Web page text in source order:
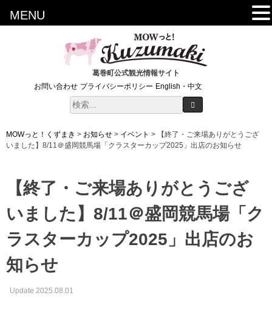
葛巻町公式観光情報サイト
お問い合わせ プライバシーポリシー English・中文
MOWっと！くずまき > お知らせ > イベント >
【終了・ご来場ありがとうござ
いました】8/11＠盛岡競馬場「クラスターカップ2025」出店のお知らせ
【終了・ご来場ありがとうござ
いました】8/11＠盛岡競馬場「ク
ラスターカップ2025」出店のお
知らせ
Update 2025.08.01
MENU